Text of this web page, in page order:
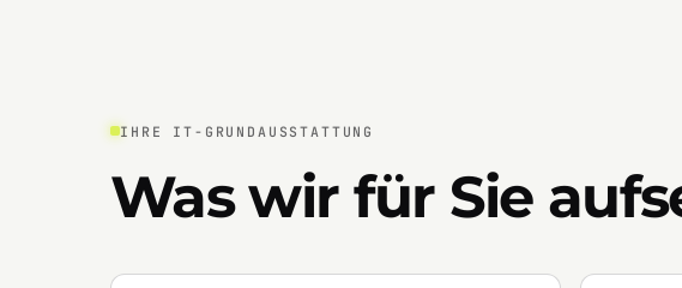
IHRE IT-GRUNDAUSSTATTUNG
Was wir für Sie